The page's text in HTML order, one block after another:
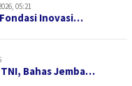
05:21
Inovasi…
Bahas Jemba…